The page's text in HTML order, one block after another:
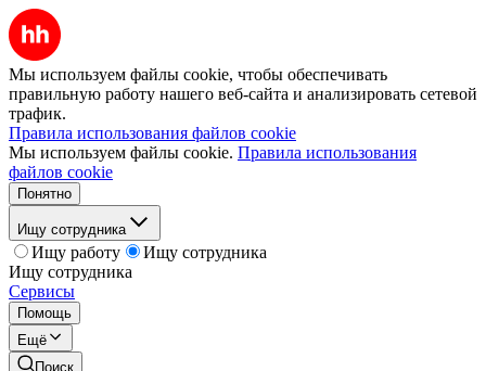
Мы используем файлы cookie, чтобы обеспечивать
правильную работу нашего веб-сайта и анализировать сетевой
трафик.
Правила использования файлов cookie
Мы используем файлы cookie. Правила использования
файлов cookie
Понятно
Ищу сотрудника
Ищу работу
Ищу сотрудника
Ищу сотрудника
Сервисы
Помощь
Ещё
Поиск